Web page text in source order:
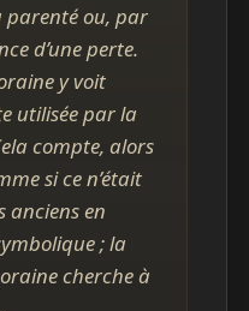
parenté ou, par
d’une perte.
y voit
utilisée par la
compte, alors
si ce n’était
anciens en
; la
cherche à